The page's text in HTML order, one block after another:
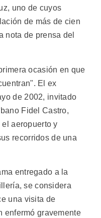
uno de cuyos
de más de cien
nota de prensa del
ocasión en que
El ex
de 2002, invitado
Fidel Castro,
aeropuerto y
recorridos de una
entregado a la
se considera
una visita de
enfermó gravemente